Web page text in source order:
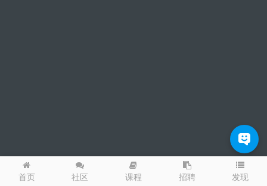
首页 社区 课程 招聘 发现